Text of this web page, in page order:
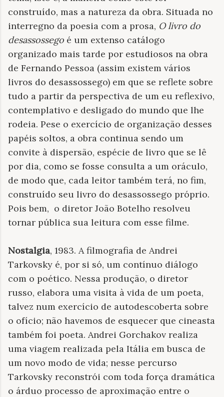
construído, mas a natureza da obra. Situada no
interregno da poesia com a prosa, O livro do
desassossego é um extenso catálogo
organizado mais tarde por estudiosos na obra
de Fernando Pessoa (assim existem vários
livros do desassossego) em que se reflete sobre
tudo a partir da perspectiva de um eu reflexivo,
contemplativo e desligado do mundo que lhe
rodeia. Pese o exercício de organização desses
papéis soltos, a obra continua sendo um
convite à dispersão, espécie de livro que se lê
por dia, como se fosse consulta a um oráculo,
de modo que, cada leitor também terá, no fim,
construído seu livro do desassossego próprio.
Pois bem, o diretor João Botelho resolveu
tornar pública sua leitura com esse filme.
Nostalgia, 1983. A filmografia de Andrei
Tarkovsky é, por si só, um contínuo diálogo
com o poético. Nessa produção, o diretor
russo, elabora uma visita à vida de um poeta,
talvez num exercício de autodescoberta sobre
o ofício; não havemos de esquecer que cineasta
também foi poeta. Andrei Gorchakov realiza
uma viagem realizada pela Itália em busca de
um novo modo de vida; nesse percurso
Tarkovsky reconstrói com toda força dramática
o árduo processo de aproximação entre o